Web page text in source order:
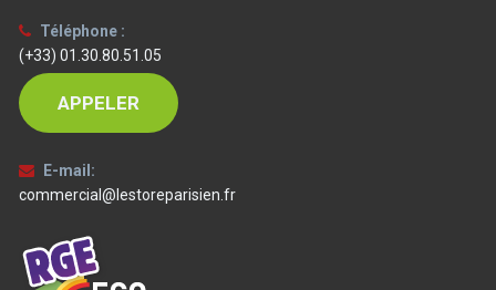
Téléphone :
(+33) 01.30.80.51.05
APPELER
E-mail:
commercial@lestoreparisien.fr